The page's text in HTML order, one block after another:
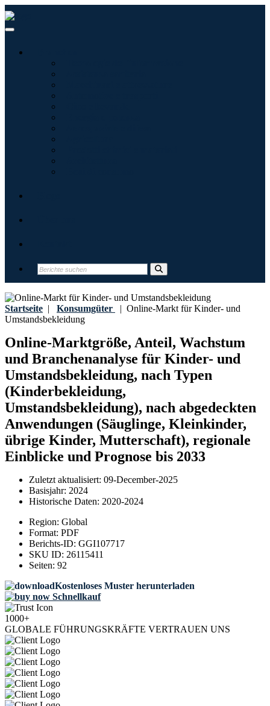
Startseite | Konsumgüter | Online-Markt für Kinder- und
Umstandsbekleidung
Online-Marktgröße, Anteil, Wachstum
und Branchenanalyse für Kinder- und
Umstandsbekleidung, nach Typen
(Kinderbekleidung,
Umstandsbekleidung), nach abgedeckten
Anwendungen (Säuglinge, Kleinkinder,
übrige Kinder, Mutterschaft), regionale
Einblicke und Prognose bis 2033
Zuletzt aktualisiert: 09-December-2025
Basisjahr: 2024
Historische Daten: 2020-2024
Region: Global
Format: PDF
Berichts-ID: GGI107717
SKU ID: 26115411
Seiten: 92
Kostenloses Muster herunterladen
Schnellkauf
1000+
GLOBALE FÜHRUNGSKRÄFTE VERTRAUEN UNS